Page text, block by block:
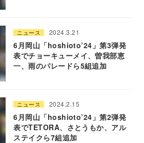
ニュース 2024.3.21
6月岡山「hoshioto’24」第3弾発
表でチョーキューメイ、曽我部恵
一、雨のパレードら5組追加
ニュース 2024.2.15
6月岡山「hoshioto’24」第2弾発
表でTETORA、さとうもか、アル
ステイクら7組追加